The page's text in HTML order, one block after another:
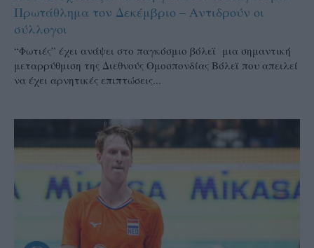
Πρωτάθλημα τον Δεκέμβριο – Αντιδρούν οι
σύλλογοι
“Φωτιές” έχει ανάψει στο παγκόσμιο βόλεϊ μια σημαντική
μεταρρύθμιση της Διεθνούς Ομοσπονδίας Βόλεϊ που απειλεί
να έχει αρνητικές επιπτώσεις...